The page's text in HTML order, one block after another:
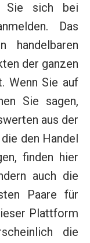
Sie sich bei
Das
handelbaren
der ganzen
Wenn Sie auf
Sie sagen,
aus der
den Handel
finden hier
auch die
Paare für
Plattform
die